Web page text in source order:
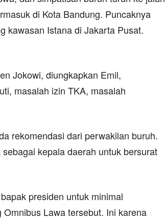
di Kota Bandung. Puncaknya
kawasan Istana di Jakarta Pusat.
Jokowi, diungkapkan Emil,
masalah izin TKA, masalah
rekomendasi dari perwakilan buruh.
kepala daerah untuk bersurat
presiden untuk minimal
Lawa tersebut. Ini karena